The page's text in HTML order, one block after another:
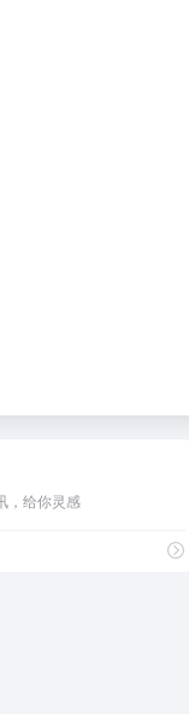
，给你灵感